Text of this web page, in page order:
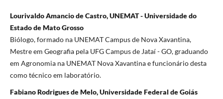
Lourivaldo Amancio de Castro, UNEMAT - Universidade do
Estado de Mato Grosso
Biólogo, formado na UNEMAT Campus de Nova Xavantina,
Mestre em Geografia pela UFG Campus de Jataí - GO, graduando
em Agronomia na UNEMAT Nova Xavantina e funcionário desta
como técnico em laboratório.
Fabiano Rodrigues de Melo, Universidade Federal de Goiás